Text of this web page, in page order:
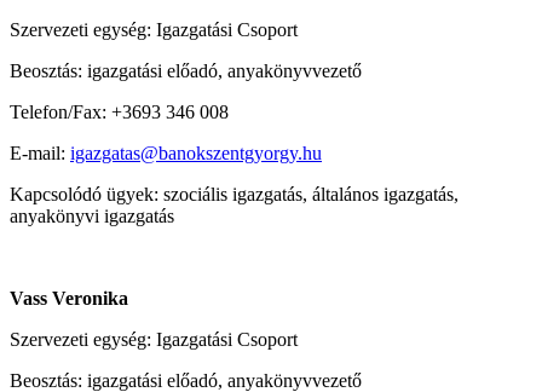
Szervezeti egység: Igazgatási Csoport
Beosztás: igazgatási előadó, anyakönyvvezető
Telefon/Fax: +3693 346 008
E-mail: igazgatas@banokszentgyorgy.hu
Kapcsolódó ügyek: szociális igazgatás, általános igazgatás,
anyakönyvi igazgatás
Vass Veronika
Szervezeti egység: Igazgatási Csoport
Beosztás: igazgatási előadó, anyakönyvvezető